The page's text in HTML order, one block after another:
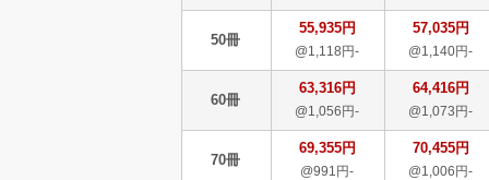
50冊
55,935円
@1,118円-
57,035円
@1,140円-
60冊
63,316円
@1,056円-
64,416円
@1,073円-
70冊
69,355円
@991円-
70,455円
@1,006円-